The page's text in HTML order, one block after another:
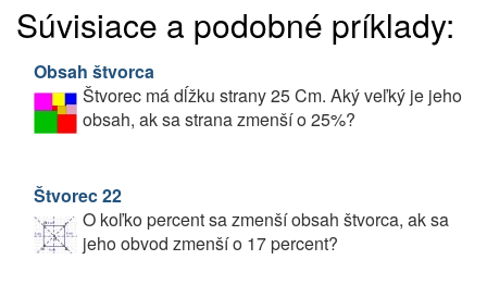
Súvisiace a podobné príklady:
Obsah štvorca
Štvorec má dĺžku strany 25 Cm. Aký veľký je jeho
obsah, ak sa strana zmenší o 25%?
Štvorec 22
O koľko percent sa zmenší obsah štvorca, ak sa
jeho obvod zmenší o 17 percent?